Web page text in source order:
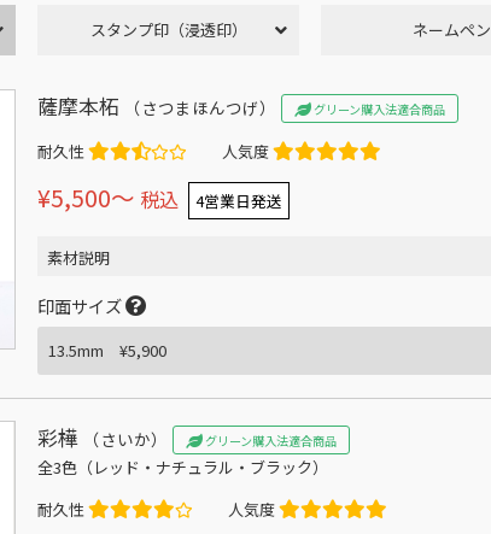
スタンプ印（浸透印） ネームペン
薩摩本柘 （さつまほんつげ） グリーン購入法適合商品
耐久性 人気度
¥5,500〜 税込 4営業日発送
素材説明
印面サイズ
彩樺 （さいか） グリーン購入法適合商品
全3色（レッド・ナチュラル・ブラック）
耐久性
人気度